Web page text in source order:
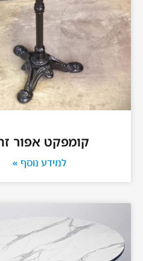
קומפקט אפור
למידע נוסף »